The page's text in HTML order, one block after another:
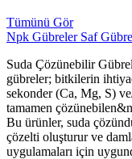
Tümünü Gör
Npk Gübreler Saf
Suda Çözünebilir
gübreler; bitkilerin
sekonder (Ca, Mg, S)
tamamen
Bu ürünler, suda
çözelti oluşturur ve
uygulamaları için